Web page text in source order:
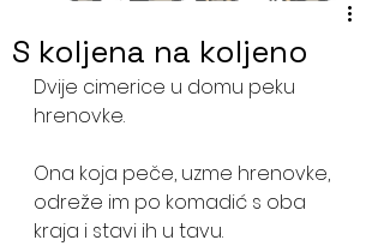
S koljena na koljeno
Dvije cimerice u domu peku
hrenovke.
Ona koja peče, uzme hrenovke,
odreže im po komadić s oba
kraja i stavi ih u tavu.